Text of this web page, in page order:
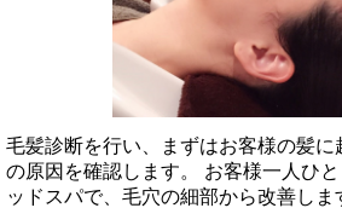
毛髪診断を行い、まずはお客様の髪
の原因を確認します。 お客様一人ひ
ッドスパで、毛穴の細部から改善しま